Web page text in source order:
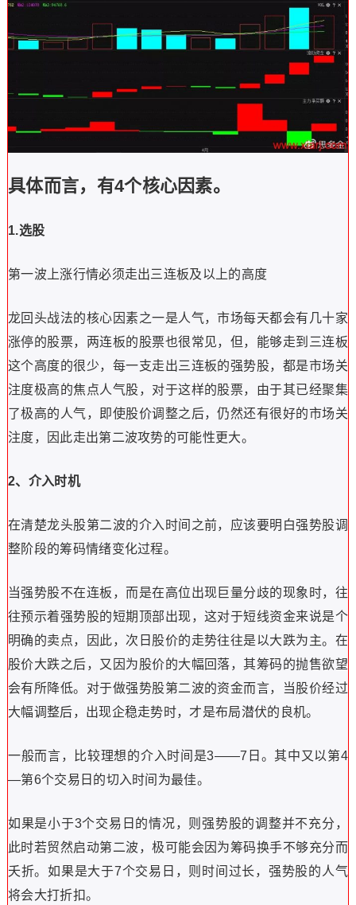
具体而言，有4个核心因素。
1.选股
第一波上涨行情必须走出三连板及以上的高度
龙回头战法的核心因素之一是人气，市场每天都会有几十家
涨停的股票，两连板的股票也很常见，但，能够走到三连板
这个高度的很少，每一支走出三连板的强势股，都是市场关
注度极高的焦点人气股，对于这样的股票，由于其已经聚集
了极高的人气，即使股价调整之后，仍然还有很好的市场关
注度，因此走出第二波攻势的可能性更大。
2、介入时机
在清楚龙头股第二波的介入时间之前，应该要明白强势股调
整阶段的筹码情绪变化过程。
当强势股不在连板，而是在高位出现巨量分歧的现象时，往
往预示着强势股的短期顶部出现，这对于短线资金来说是个
明确的卖点，因此，次日股价的走势往往是以大跌为主。在
股价大跌之后，又因为股价的大幅回落，其筹码的抛售欲望
会有所降低。对于做强势股第二波的资金而言，当股价经过
大幅调整后，出现企稳走势时，才是布局潜伏的良机。
一般而言，比较理想的介入时间是3——7日。其中又以第4
—第6个交易日的切入时间为最佳。
如果是小于3个交易日的情况，则强势股的调整并不充分，
此时若贸然启动第二波，极可能会因为筹码换手不够充分而
夭折。如果是大于7个交易日，则时间过长，强势股的人气
将会大打折扣。